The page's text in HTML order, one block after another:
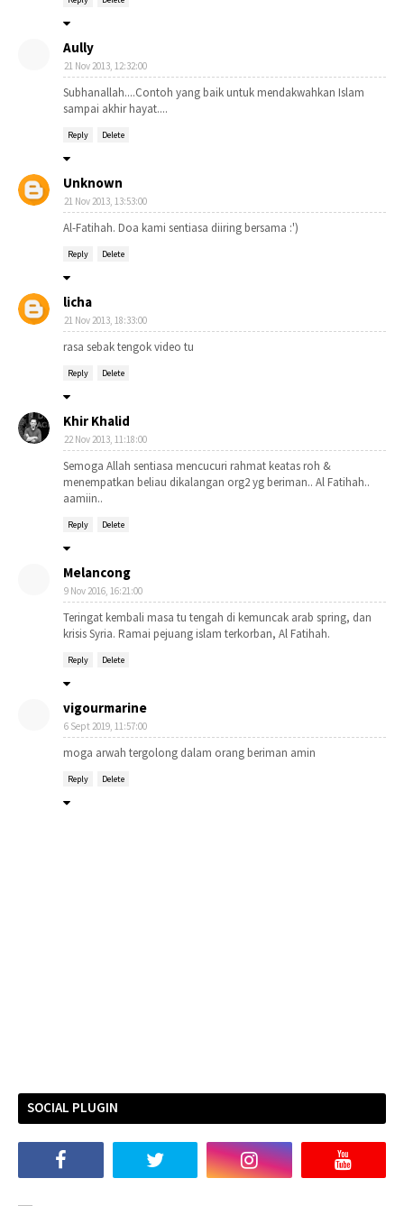
Aully
21 Nov 2013, 12:32:00
Subhanallah....Contoh yang baik untuk mendakwahkan Islam
sampai akhir hayat....
Reply Delete
Unknown
21 Nov 2013, 13:53:00
Al-Fatihah. Doa kami sentiasa diiring bersama :')
Reply Delete
licha
21 Nov 2013, 18:33:00
rasa sebak tengok video tu
Reply Delete
Khir Khalid
22 Nov 2013, 11:18:00
Semoga Allah sentiasa mencucuri rahmat keatas roh &
menempatkan beliau dikalangan org2 yg beriman.. Al Fatihah..
aamiin..
Reply Delete
Melancong
9 Nov 2016, 16:21:00
Teringat kembali masa tu tengah di kemuncak arab spring, dan
krisis Syria. Ramai pejuang islam terkorban, Al Fatihah.
Reply Delete
vigourmarine
6 Sept 2019, 11:57:00
moga arwah tergolong dalam orang beriman amin
Reply Delete
SOCIAL PLUGIN